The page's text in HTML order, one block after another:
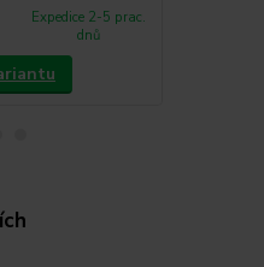
Expedice 2-5 prac.
dnů